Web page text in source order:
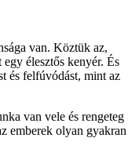
van. Köztük az,
élesztős kenyér. És
és felfúvódást, mint az
van vele és rengeteg
emberek olyan gyakran